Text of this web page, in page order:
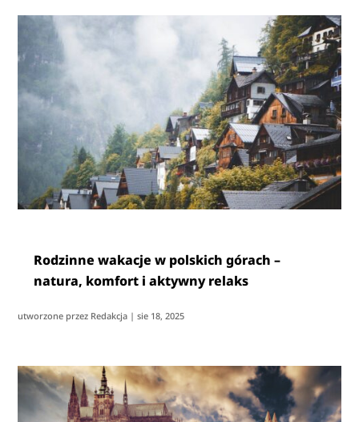
Rodzinne wakacje w polskich górach –
natura, komfort i aktywny relaks
utworzone przez Redakcja |sie 18, 2025